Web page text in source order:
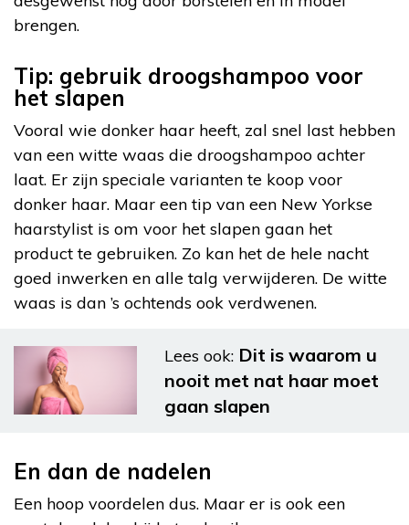
brengen.
Tip: gebruik droogshampoo voor
het slapen
Vooral wie donker haar heeft, zal snel last hebben
van een witte waas die droogshampoo achter
laat. Er zijn speciale varianten te koop voor
donker haar. Maar een tip van een New Yorkse
haarstylist is om voor het slapen gaan het
product te gebruiken. Zo kan het de hele nacht
goed inwerken en alle talg verwijderen. De witte
waas is dan ’s ochtends ook verdwenen.
Lees ook: Dit is waarom u
nooit met nat haar moet
gaan slapen
En dan de nadelen
Een hoop voordelen dus. Maar er is ook een